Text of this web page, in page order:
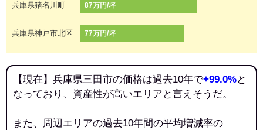
兵庫県猪名川町 87万円/坪
兵庫県神戸市北区 77万円/坪
【現在】兵庫県三田市の価格は過去10年で+99.0%と
なっており、資産性が高いエリアと言えそうだ。
また、周辺エリアの過去10年間の平均増減率の